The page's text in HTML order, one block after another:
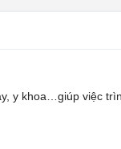
y khoa…giúp việc